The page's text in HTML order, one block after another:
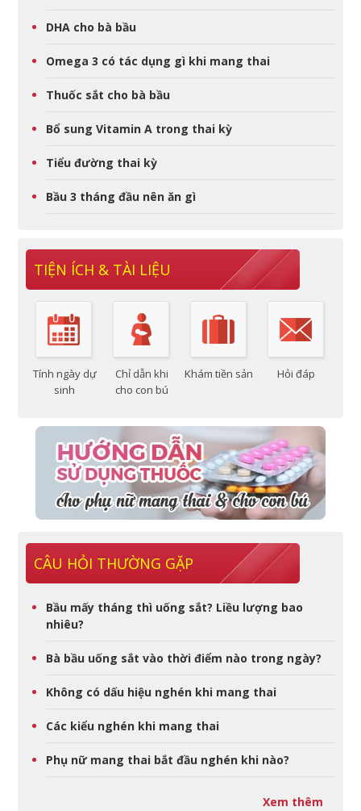
DHA cho bà bầu
Omega 3 có tác dụng gì khi mang thai
Thuốc sắt cho bà bầu
Bổ sung Vitamin A trong thai kỳ
Tiểu đường thai kỳ
Bầu 3 tháng đầu nên ăn gì
TIỆN ÍCH & TÀI LIỆU
Tính ngày dự
sinh
Chỉ dẫn khi
cho con bú
Khám tiền sản Hỏi đáp
CÂU HỎI THƯỜNG GẶP
Bầu mấy tháng thì uống sắt? Liều lượng bao
nhiêu?
Bà bầu uống sắt vào thời điểm nào trong ngày?
Không có dấu hiệu nghén khi mang thai
Các kiểu nghén khi mang thai
Phụ nữ mang thai bắt đầu nghén khi nào?
Xem thêm